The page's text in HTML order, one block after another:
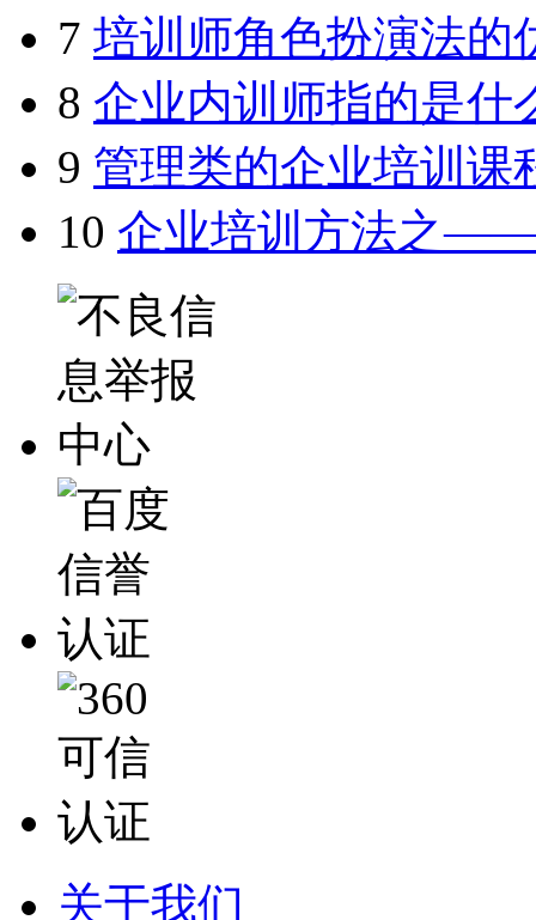
7 培训师角色扮演法的
8 企业内训师指的是什
9 管理类的企业培训课
10 企业培训方法之
关于我们